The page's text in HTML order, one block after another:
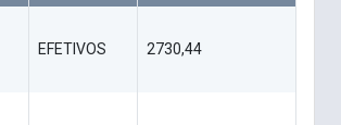
EFETIVOS 2730,44